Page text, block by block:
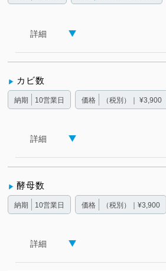
詳細
カビ数
納期 10営業日 価格 （税別）｜ ¥3,900
詳細
酵母数
納期 10営業日 価格 （税別）｜¥3,900
詳細